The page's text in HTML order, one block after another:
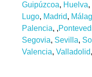
Guipúzcoa, Huelva,
Lugo, Madrid,
Palencia, ,
Segovia, Sevilla,
Valencia, Valladolid,